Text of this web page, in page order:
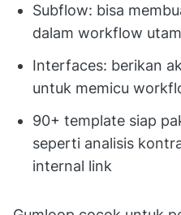
Subflow: bisa
dalam workflow
Interfaces: berikan
untuk memicu
90+ template siap
seperti analisis
internal link